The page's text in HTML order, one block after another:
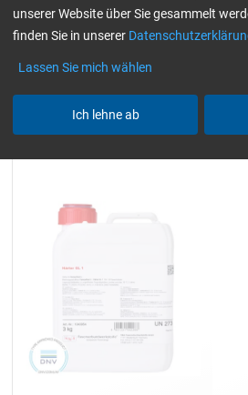
Alle Filter zurücksetzen
Härter GL 1 (30 min)
unserer Website über Sie gesammelt
finden Sie in unserer
Lassen Sie mich wählen
Ich lehne ab